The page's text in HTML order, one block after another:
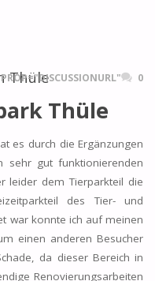
Thüle 0
Thüle
es durch die Ergänzungen
sehr gut funktionierenden
leider dem Tierparkteil die
des Tier- und
war konnte ich auf meinen
einen anderen Besucher
da dieser Bereich in
Renovierungsarbeiten